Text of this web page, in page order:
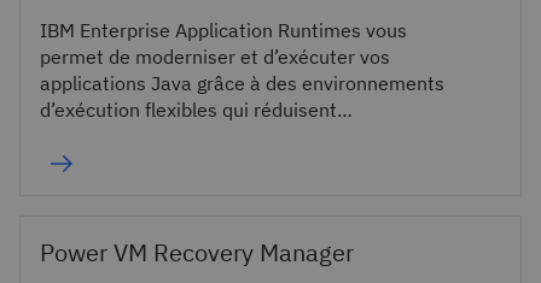
IBM Enterprise Application Runtimes vous
permet de moderniser et d’exécuter vos
applications Java grâce à des environnements
d’exécution flexibles qui réduisent
déploiement et prennent en charge les
Power VM Recovery Manager